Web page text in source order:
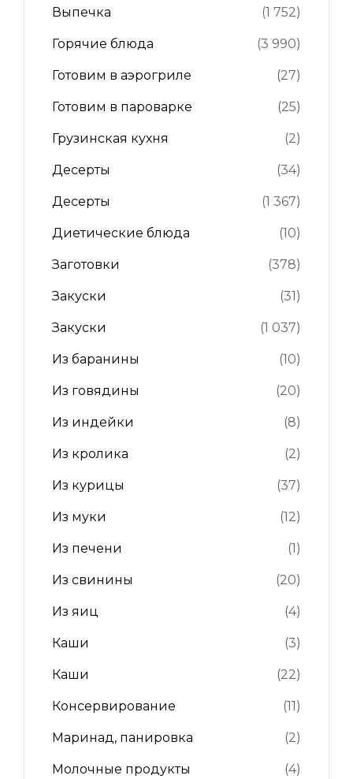
Выпечка (1 752)
Горячие блюда (3 990)
Готовим в аэрогриле (27)
Готовим в пароварке (25)
Грузинская кухня (2)
Десерты (34)
Десерты (1 367)
Диетические блюда (10)
Заготовки (378)
Закуски (31)
Закуски (1 037)
Из баранины (10)
Из говядины (20)
Из индейки (8)
Из кролика (2)
Из курицы (37)
Из муки (12)
Из печени (1)
Из свинины (20)
Из яиц (4)
Каши (3)
Каши (22)
Консервирование (11)
Маринад, панировка (2)
Молочные продукты (4)